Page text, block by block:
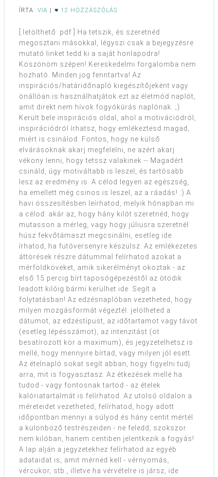
ÍRTA: VIA 12 HOZZÁSZÓLÁS
[ letölthető .pdf ] Ha tetszik, és szeretnéd
megosztani másokkal, légyszi csak a bejegyzésre
mutató linket tedd ki a saját honlapodra!
Köszönöm szépen! Kereskedelmi forgalomba nem
hozható. Minden jog fenntartva! Az
inspirációs/határidőnapló kiegészítőjeként vagy
önállóan is használhatjátok ezt az életmód naplót,
amit direkt nem hívok fogyókúrás naplónak. ;)
Került bele inspirációs oldal, ahol a motivációdról,
inspirációdról írhatsz, hogy emlékeztesd magad,
miért is csinálod. Fontos, hogy ne külső
elvárásoknak akarj megfelelni, ne azért akarj
vékony lenni, hogy tetssz valakinek -- Magadért
csináld, úgy motiváltabb is leszel, és tartósabb
lesz az eredmény is. A célod legyen az egészség,
ha emellett még csinos is leszel, az a ráadás! :) A
havi összesítésben leírhatod, melyik hónapban mi
a célod: akár az, hogy hány kilót szeretnéd, hogy
mutasson a mérleg, vagy hogy júliusra szeretnél
húsz fekvőtámaszt megcsinálni, esetleg ide
írhatod, ha futóversenyre készülsz. Az emlékezetes
áttörések részre dátummal felírhatod azokat a
mérföldköveket, amik sikerélményt okoztak - az
első 15 percig bírt taposógépezéstől az ötödik
leadott kilóig bármi kerülhet ide. Segít a
folytatásban! Az edzésnaplóban vezetheted, hogy
milyen mozgásformát végeztél: jelölheted a
dátumot, az edzéstípust, az időtartamot vagy távot
(esetleg lépésszámot), az intenzitást (öt
besatírozott kör a maximum), és jegyzetelhetsz is
mellé, hogy mennyire bírtad, vagy milyen jól esett.
Az ételnapló sokat segít abban, hogy figyelni tudj
arra, mit is fogyasztasz. Az étkezések mellé ha
tudod - vagy fontosnak tartod - az ételek
kalóriatartalmát is felírhatod. Az utolsó oldalon a
méreteidet vezetheted, felírhatod, hogy adott
időpontban mennyi a súlyod és hány centit mértél
a különböző testrészeiden - ne feledd, szokszor
nem kilóban, hanem centiben jelentkezik a fogyás!
A lap alján a jegyzetekhez felírhatod az egyéb
adataidat is, amit mérned kell - vérnyomás,
vércukor, stb., illetve ha vérvételre is jársz, ide